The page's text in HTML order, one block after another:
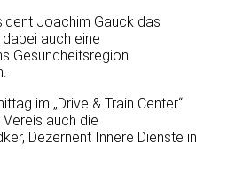
Joachim Gauck das
auch eine
Gesundheitsregion
im „Drive & Train Center“
auch die
Dezernent Innere Dienste in